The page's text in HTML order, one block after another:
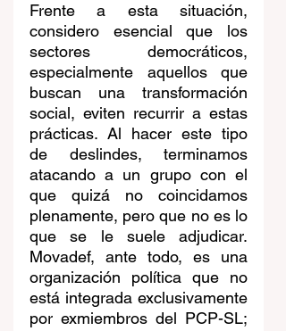
Frente a esta situación,
considero esencial que los
sectores democráticos,
especialmente aquellos que
buscan una transformación
social, eviten recurrir a estas
prácticas. Al hacer este tipo
de deslindes, terminamos
atacando a un grupo con el
que quizá no coincidamos
plenamente, pero que no es lo
que se le suele adjudicar.
Movadef, ante todo, es una
organización política que no
está integrada exclusivamente
por exmiembros del PCP-SL;